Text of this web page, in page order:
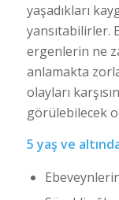
yaşadıkları
yansıtabilirler.
ergenlerin ne
anlamakta
olayları
görülebilecek
5 yaş ve